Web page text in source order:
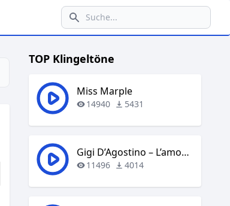
TOP Klingeltöne
Miss Marple
14940 5431
Gigi D’Agostino – L’amour Toujours
11496 4014